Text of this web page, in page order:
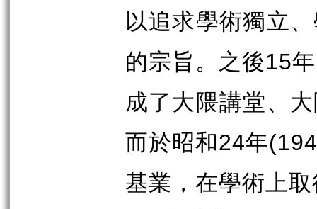
以追求學術獨立
的宗旨。之後15
成了大隈講堂、
而於昭和24年
基業，在學術上